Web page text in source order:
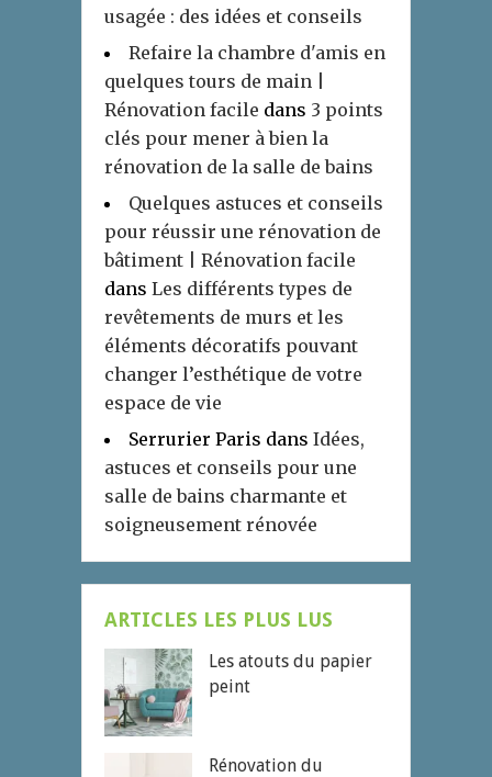
usagée : des idées et conseils
Refaire la chambre d'amis en
quelques tours de main |
Rénovation facile dans 3 points
clés pour mener à bien la
rénovation de la salle de bains
Quelques astuces et conseils
pour réussir une rénovation de
bâtiment | Rénovation facile
dans Les différents types de
revêtements de murs et les
éléments décoratifs pouvant
changer l’esthétique de votre
espace de vie
Serrurier Paris dans Idées,
astuces et conseils pour une
salle de bains charmante et
soigneusement rénovée
ARTICLES LES PLUS LUS
Les atouts du papier
peint
Rénovation du